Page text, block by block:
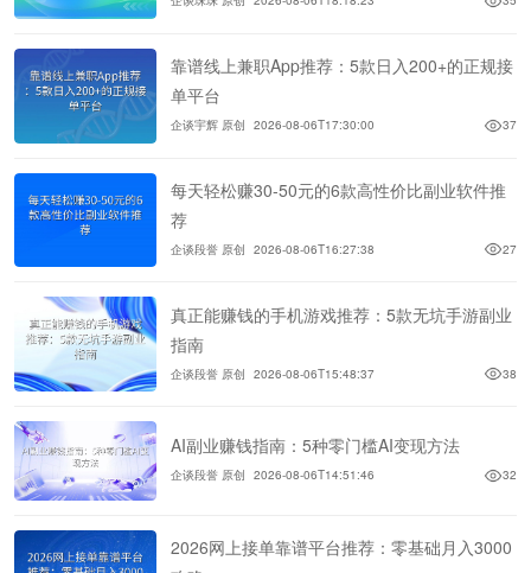
靠谱线上兼职App推荐：5款日入200+的正规接
单平台
企谈宇辉 原创 2026-08-06T17:30:00 37
每天轻松赚30-50元的6款高性价比副业软件推
荐
企谈段誉 原创 2026-08-06T16:27:38 27
真正能赚钱的手机游戏推荐：5款无坑手游副业
指南
企谈段誉 原创 2026-08-06T15:48:37 38
AI副业赚钱指南：5种零门槛AI变现方法
企谈段誉 原创 2026-08-06T14:51:46 32
2026网上接单靠谱平台推荐：零基础月入3000